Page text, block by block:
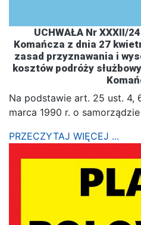
UCHWAŁA Nr XXXII/
Komańcza z dnia 27
zasad przyznawania i
kosztów podróży
Na podstawie art. 25 ust. 4,
marca 1990 r. o
PRZECZYTAJ WIĘCEJ ...